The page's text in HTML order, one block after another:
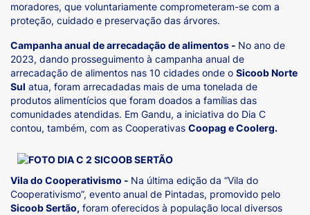
moradores, que voluntariamente comprometeram-se com a
proteção, cuidado e preservação das árvores.
Campanha anual de arrecadação de alimentos - No ano de
2023, dando prosseguimento à campanha anual de
arrecadação de alimentos nas 10 cidades onde o Sicoob Norte
Sul atua, foram arrecadadas mais de uma tonelada de
produtos alimentícios que foram doados a famílias das
comunidades atendidas. Em Gandu, a iniciativa do Dia C
contou, também, com as Cooperativas Coopag e Coolerg.
Vila do Cooperativismo - Na última edição da “Vila do
Cooperativismo”, evento anual de Pintadas, promovido pelo
Sicoob Sertão, foram oferecidos à população local diversos